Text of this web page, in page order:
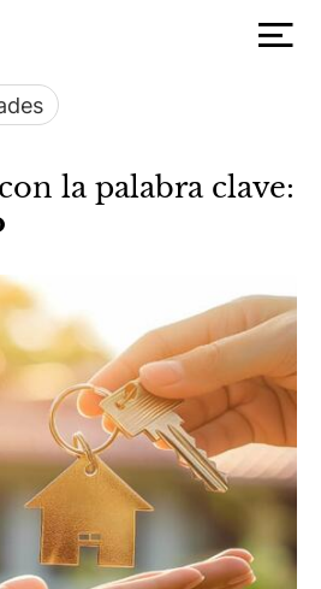
la palabra clave: